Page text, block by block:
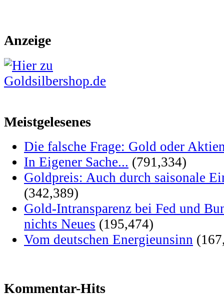
Anzeige
Meistgelesenes
Die falsche Frage: Gold oder
In Eigener Sache... (791,334)
Goldpreis: Auch durch saisonale
(342,389)
Gold-Intransparenz bei Fed und
nichts Neues (195,474)
Vom deutschen Energieunsinn
Kommentar-Hits